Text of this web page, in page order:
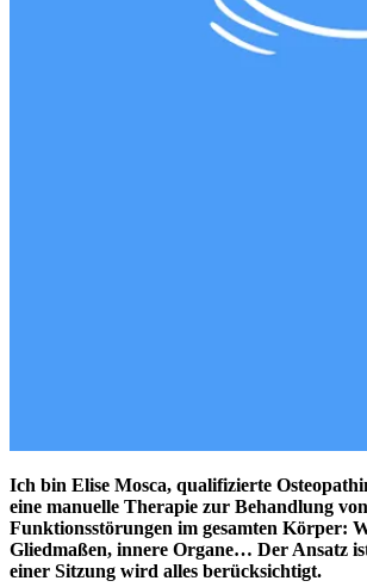
Ich bin Elise Mosca, qualifizierte
eine manuelle Therapie zur Behandlung
Funktionsstörungen im gesamten Körper:
Gliedmaßen, innere Organe… Der Ansatz
einer Sitzung wird alles berücksichtigt.